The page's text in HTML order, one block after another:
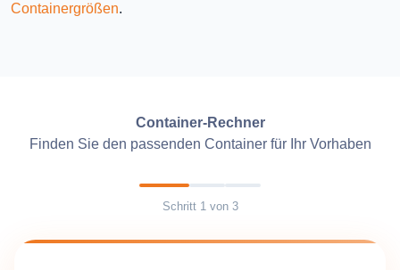
Containergrößen.
Container-Rechner
Finden Sie den passenden Container für Ihr Vorhaben
Schritt 1von 3